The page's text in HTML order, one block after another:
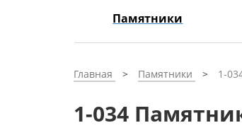
Памятники
Главная Памятники 1-
1-034